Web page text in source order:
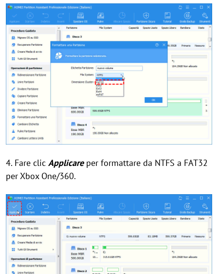
4. Fare clic Applicareper formattare da NTFS a FAT32
per Xbox One/360.